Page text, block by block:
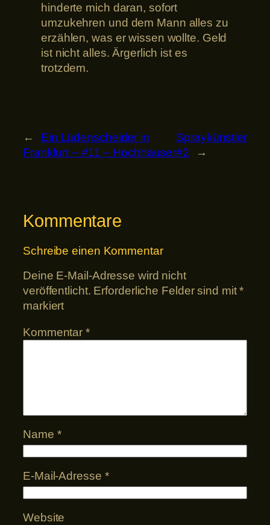
hinderte mich daran, sofort
umzukehren und dem Mann alles zu
erzählen, was er wissen wollte. Geld
ist nicht alles. Ärgerlich ist es
trotzdem.
←
Ein Lüdenscheider in
Frankfurt – #11 – Hochhäuser
Spraykünstler
#2
→
Kommentare
Schreibe einen Kommentar
Deine E-Mail-Adresse wird nicht
veröffentlicht. Erforderliche Felder sind mit*
markiert
Kommentar*
Name *
E-Mail-Adresse *
Website